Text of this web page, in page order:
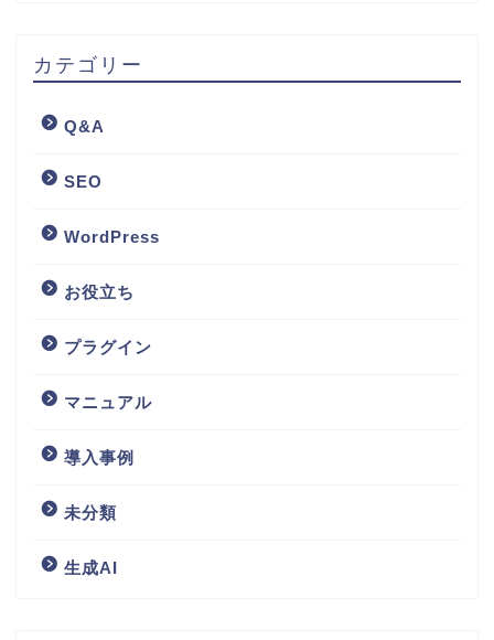
カテゴリー
Q&A
SEO
WordPress
お役立ち
プラグイン
マニュアル
導入事例
未分類
生成AI